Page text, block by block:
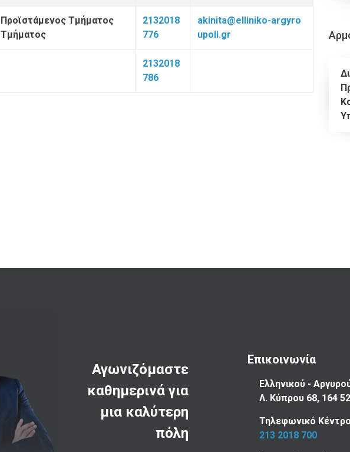
Προϊστάμενος Tμήματος
Τμήματος
2132018
776
akinita@elliniko-argyro
upoli.gr
2132018
786
Αγωνιζόμαστε
καθημερινά για
μια καλύτερη
πόλη
Επικοινωνία
Ελληνικού -
Λ. Κύπρου 68, 164 52
Τηλεφωνικό
213 2018 700